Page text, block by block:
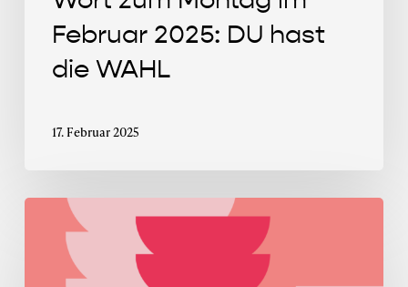
Februar 2025: DU hast
die WAHL
17. Februar 2025
Montag